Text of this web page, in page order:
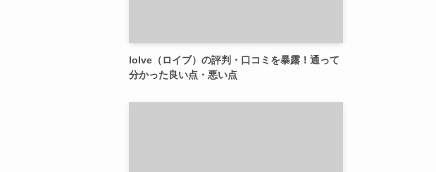
loIve（ロイブ）の評判・口コミを暴露！通って
分かった良い点・悪い点